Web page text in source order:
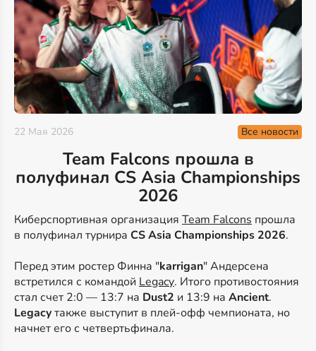
22 Мая 2026 Все новости
Team Falcons прошла в
полуфинал CS Asia Championships
2026
Киберспортивная организация Team Falcons прошла
в полуфинал турнира CS Asia Championships 2026.
Перед этим ростер Финна "karrigan" Андерсена
встретился с командой Legacy. Итого противостояния
стал счет 2:0 — 13:7 на Dust2 и 13:9 на Ancient.
Legacyтакже выступит в плей-офф чемпионата, но
начнет его с четвертьфинала.